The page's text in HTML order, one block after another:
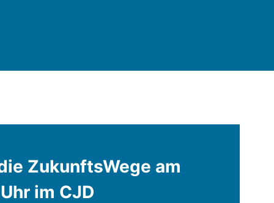
ZukunftsWege am
im CJD